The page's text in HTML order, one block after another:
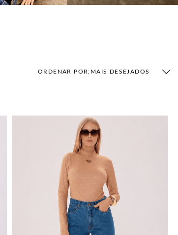
ORDENAR POR: MAIS DESEJADOS